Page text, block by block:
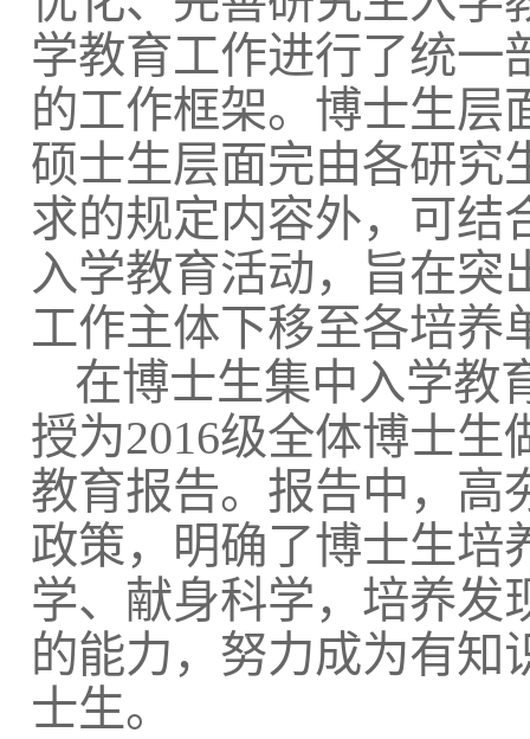
学教育工作进行了统一
的工作框架。博士生层
硕士生层面完由各研究
求的规定内容外，可结
入学教育活动，旨在突
工作主体下移至各培养
在博士生集中入学教
授为2016级全体博士生
教育报告。报告中，高
政策，明确了博士生培
学、献身科学，培养发
的能力，努力成为有知
士生。